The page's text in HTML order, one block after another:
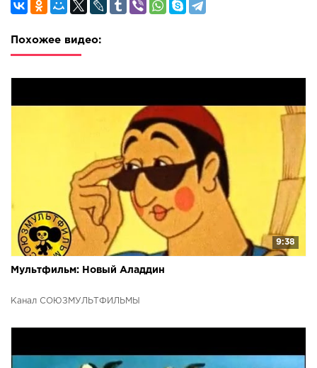
Похожее видео:
9:38
Мультфильм: Новый Аладдин
Канал СОЮЗМУЛЬТФИЛЬМЫ